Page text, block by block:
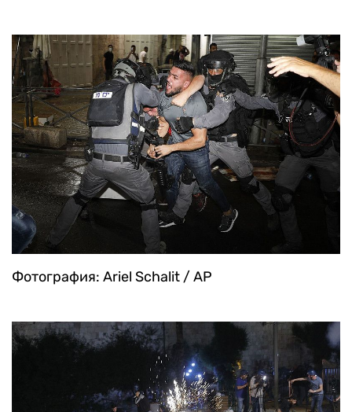
Фотография: Ariel Schalit / AP